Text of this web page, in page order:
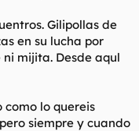
Gilipollas de
en su lucha por
mijita. Desde aqul
como lo quereis
siempre y cuando